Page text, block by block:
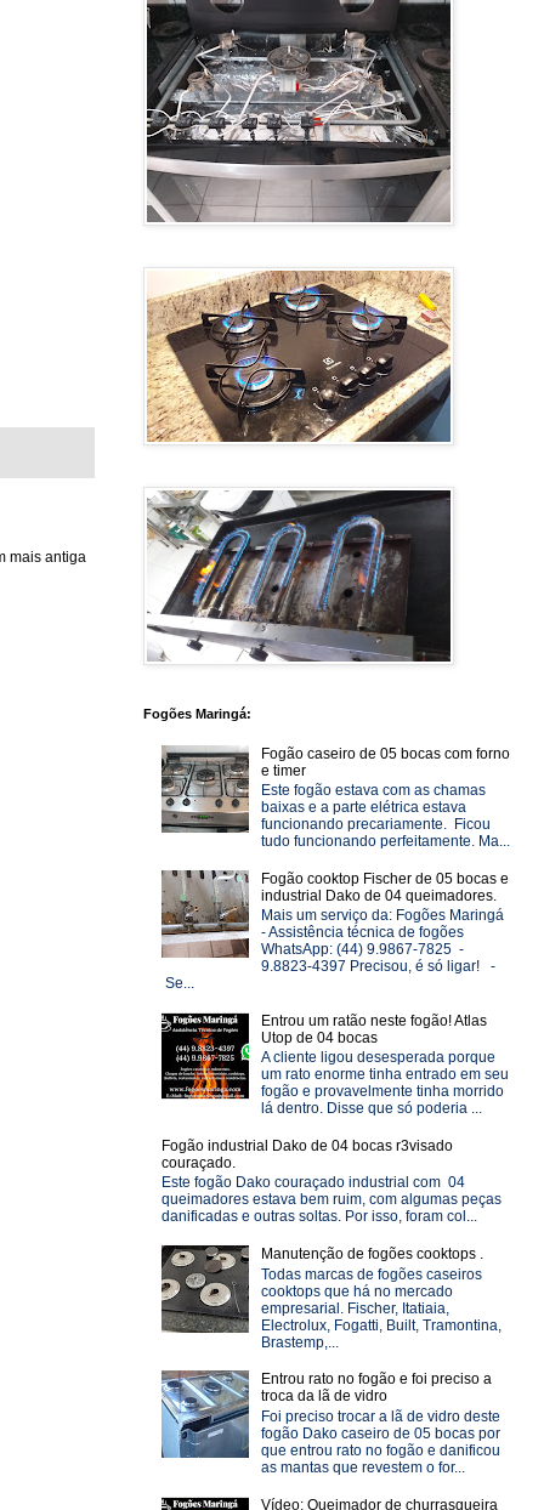
mais antiga
Fogões Maringá:
Fogão caseiro de 05 bocas com forno
e timer
Este fogão estava com as chamas
baixas e a parte elétrica estava
funcionando precariamente. Ficou
tudo funcionando perfeitamente. Ma...
Fogão cooktop Fischer de 05 bocas e
industrial Dako de 04 queimadores.
Mais um serviço da: Fogões Maringá
- Assistência técnica de fogões
WhatsApp: (44) 9.9867-7825 -
9.8823-4397 Precisou, é só ligar! -
Se...
Entrou um ratão neste fogão! Atlas
Utop de 04 bocas
A cliente ligou desesperada porque
um rato enorme tinha entrado em seu
fogão e provavelmente tinha morrido
lá dentro. Disse que só poderia ...
Fogão industrial Dako de 04 bocas r3visado
couraçado.
Este fogão Dako couraçado industrial com 04
queimadores estava bem ruim, com algumas peças
danificadas e outras soltas. Por isso, foram col...
Manutenção de fogões cooktops .
Todas marcas de fogões caseiros
cooktops que há no mercado
empresarial. Fischer, Itatiaia,
Electrolux, Fogatti, Built, Tramontina,
Brastemp,...
Entrou rato no fogão e foi preciso a
troca da lã de vidro
Foi preciso trocar a lã de vidro deste
fogão Dako caseiro de 05 bocas por
que entrou rato no fogão e danificou
as mantas que revestem o for...
Vídeo: Queimador de churrasqueira